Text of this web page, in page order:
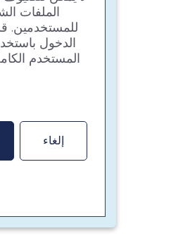
الملفات
للمستخدمين.
الدخول
المستخدم
إلغاء